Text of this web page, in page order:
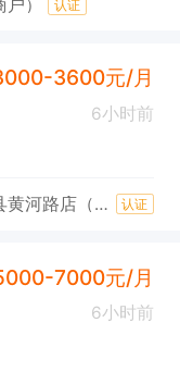
） 认证
3600元/月
6小时前
平顶山市生威餐饮有限公司温县黄河路店（肯德基） 认证
7000元/月
6小时前